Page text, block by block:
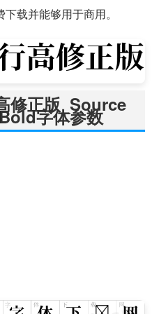
载并能够用于商用。
修正版_Source
字体参数